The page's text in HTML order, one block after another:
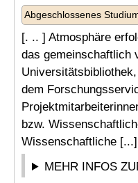
Abgeschlossenes
[. .. ] Atmosphäre
das gemeinschaftlich
dem
bzw.
Wissenschaftliche [...]
MEHR INFOS